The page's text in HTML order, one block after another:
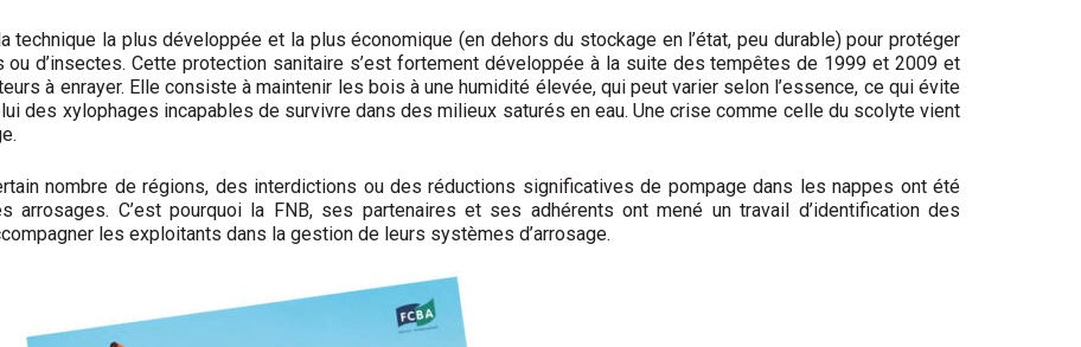
technique la plus développée et la plus économique (en dehors du stockage en l’état, peu durable) pour protéger
d’insectes. Cette protection sanitaire s’est fortement développée à la suite des tempêtes de 1999 et 2009 et
à enrayer. Elle consiste à maintenir les bois à une humidité élevée, qui peut varier selon l’essence, ce qui évite
des xylophages incapables de survivre dans des milieux saturés en eau. Une crise comme celle du scolyte vient
nombre de régions, des interdictions ou des réductions significatives de pompage dans les nappes ont été
arrosages. C’est pourquoi la FNB, ses partenaires et ses adhérents ont mené un travail d’identification des
les exploitants dans la gestion de leurs systèmes d’arrosage.